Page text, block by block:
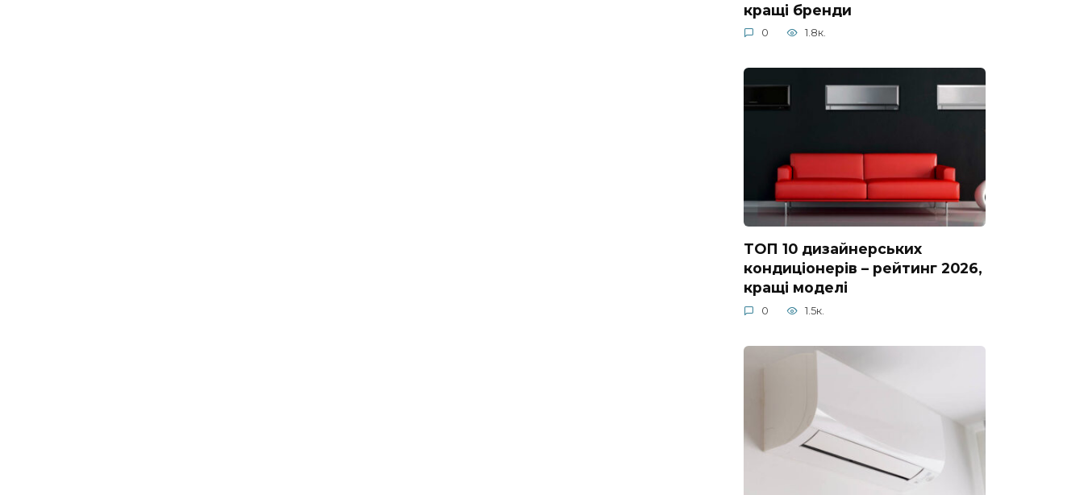
кращі бренди
0 1.8к.
ТОП 10 дизайнерських
кондиціонерів – рейтинг 2026,
кращі моделі
0 1.5к.